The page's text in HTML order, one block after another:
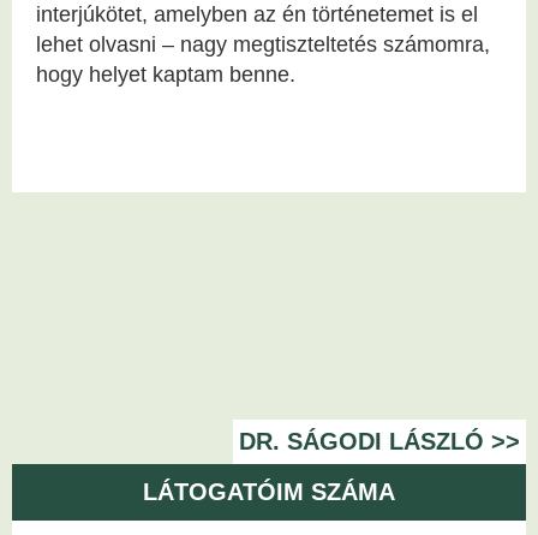
interjúkötet, amelyben az én történetemet is el
lehet olvasni – nagy megtiszteltetés számomra,
hogy helyet kaptam benne.
DR. SÁGODI LÁSZLÓ >>
LÁTOGATÓIM SZÁMA